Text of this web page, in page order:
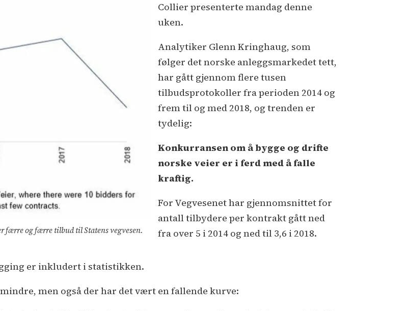
færre og færre tilbud til Statens vegvesen.
Collier presenterte mandag denne
uken.
Analytiker Glenn Kringhaug, som
følger det norske anleggsmarkedet tett,
har gått gjennom flere tusen
tilbudsprotokoller fra perioden 2014 og
frem til og med 2018, og trenden er
tydelig:
Konkurransen om å bygge og drifte
norske veier er i ferd med å falle
kraftig.
For Vegvesenet har gjennomsnittet for
antall tilbydere per kontrakt gått ned
fra over 5 i 2014 og ned til 3,6 i 2018.
er inkludert i statistikken.
men også der har det vært en fallende kurve: